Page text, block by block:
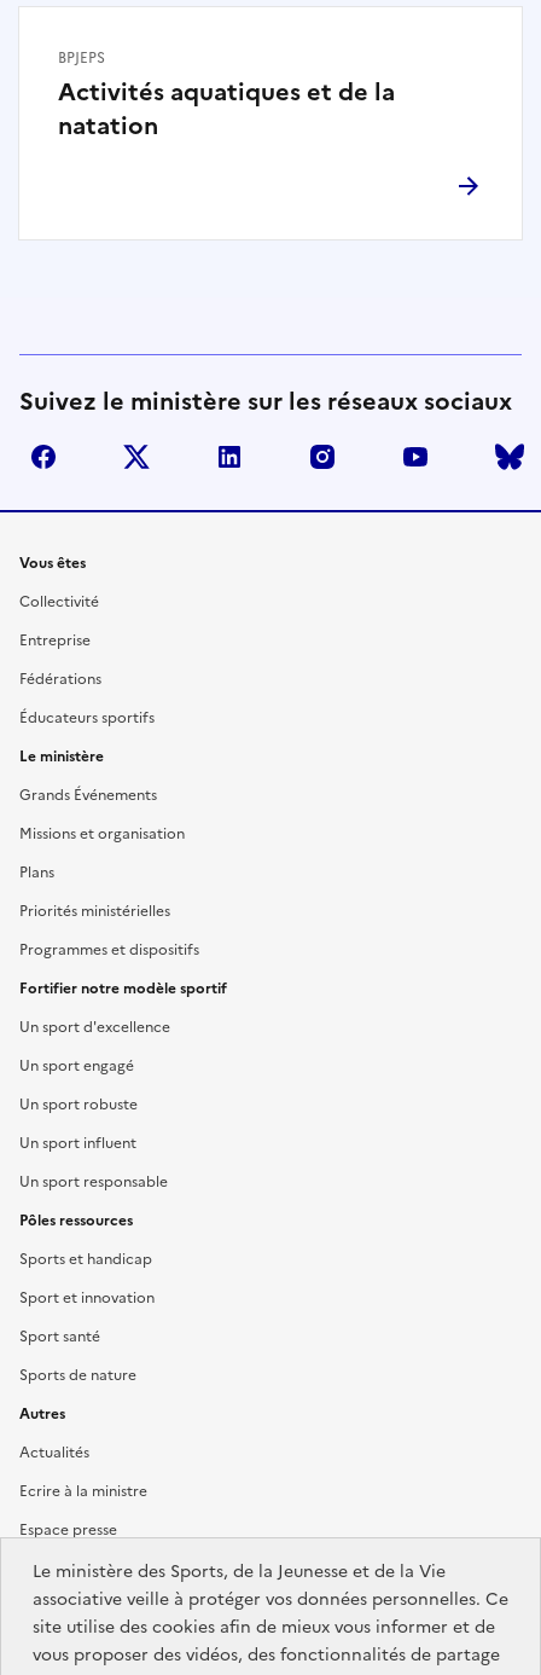
Activités aquatiques et de la
natation
BPJEPS
Suivez le ministère sur les réseaux sociaux
facebook twitter linkedin instagram youtube
Liens
Vous êtes
Collectivité
Entreprise
Fédérations
Éducateurs sportifs
Le ministère
Grands Événements
Missions et organisation
Plans
Priorités ministérielles
Programmes et dispositifs
Fortifier notre modèle sportif
Un sport d'excellence
Un sport engagé
Un sport robuste
Un sport influent
Un sport responsable
Pôles ressources
Sports et handicap
Sport et innovation
Sport santé
Sports de nature
Autres
Actualités
Ecrire à la ministre
Espace presse
MINISTÈRE
DES SPORTS,
Le ministère des Sports, de la Jeunesse et de la Vie
associative veille à protéger vos données personnelles. Ce
site utilise des cookies afin de mieux vous informer et de
vous proposer des vidéos, des fonctionnalités de partage